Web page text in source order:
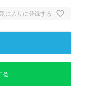
に入りに登録する
る